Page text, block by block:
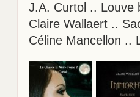
J.A. Curtol .. Louve
Claire Wallaert ..
Céline Mancellon ..